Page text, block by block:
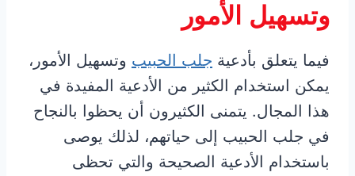
وتسهيل الأمور
فيما يتعلق بأدعية جلب الحبيب وتسهيل الأمور،
يمكن استخدام الكثير من الأدعية المفيدة في
هذا المجال. يتمنى الكثيرون أن يحظوا بالنجاح
في جلب الحبيب إلى حياتهم، لذلك يوصى
باستخدام الأدعية الصحيحة والتي تحظى